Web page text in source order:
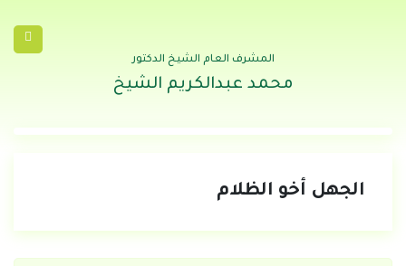
المشرف العام الشيخ الدكتور
محمد عبدالكريم الشيخ
الجهل أخو الظلام